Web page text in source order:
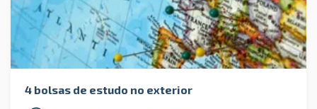
4 bolsas de estudo no exterior